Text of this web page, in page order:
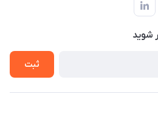
شوید
ثبت